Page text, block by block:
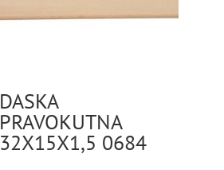
DASKA
PRAVOKUTNA
32X15X1,5 0684